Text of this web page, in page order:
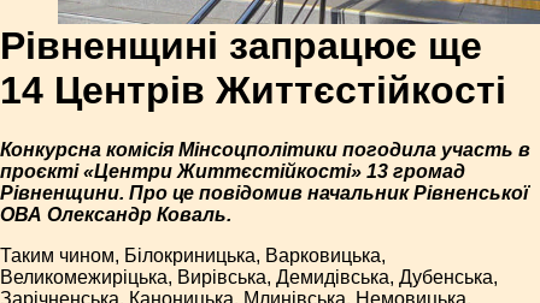
Рівненщині запрацює ще
14 Центрів Життєстійкості
Конкурсна комісія Мінсоцполітики погодила участь в
проєкті «Центри Життєстійкості» 13 громад
Рівненщини. Про це повідомив начальник Рівненської
ОВА Олександр Коваль.
Таким чином, Білокриницька, Варковицька,
Великомежиріцька, Вирівська, Демидівська, Дубенська,
Зарічненська, Каноницька, Млинівська, Немовицька,